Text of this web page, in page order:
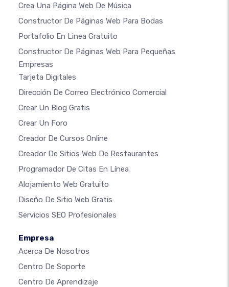
Crea Una Página Web De Música
Constructor De Páginas Web Para Bodas
Portafolio En Linea Gratuito
Constructor De Páginas Web Para Pequeñas
Empresas
Tarjeta Digitales
Dirección De Correo Electrónico Comercial
Crear Un Blog Gratis
Crear Un Foro
Creador De Cursos Online
Creador De Sitios Web De Restaurantes
Programador De Citas En Línea
Alojamiento Web Gratuito
Diseño De Sitio Web Gratis
Servicios SEO Profesionales
Empresa
Acerca De Nosotros
Centro De Soporte
Centro De Aprendizaje